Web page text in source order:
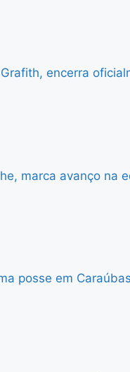
encerra
marca avanço na
posse em Caraúbas